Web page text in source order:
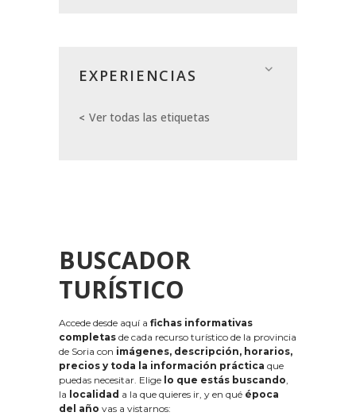
EXPERIENCIAS
Ver todas las etiquetas
BUSCADOR
TURÍSTICO
Accede desde aquí a fichas informativas
completas de cada recurso turístico de la provincia
de Soria con imágenes, descripción, horarios,
precios y toda la información práctica que
puedas necesitar. Elige lo que estás buscando,
la localidad a la que quieres ir, y en qué época
del año vas a vistarnos: